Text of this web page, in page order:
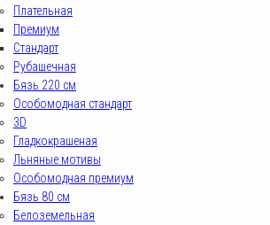
Плательная
Премиум
Стандарт
Рубашечная
Бязь 220 см
Особомодная стандарт
3D
Гладкокрашеная
Льняные мотивы
Особомодная премиум
Бязь 80 см
Белоземельная